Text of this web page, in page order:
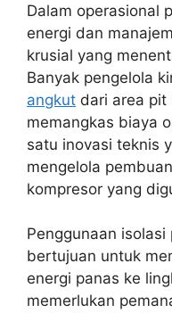
Dalam operasional
energi dan
krusial yang
Banyak pengelola
angkut dari area pit
memangkas biaya
satu inovasi teknis
mengelola
kompresor yang
Penggunaan
bertujuan untuk
energi panas ke
memerlukan